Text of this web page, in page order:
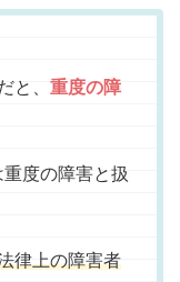
と、 重度の障
度の障害と扱
律上の障害者